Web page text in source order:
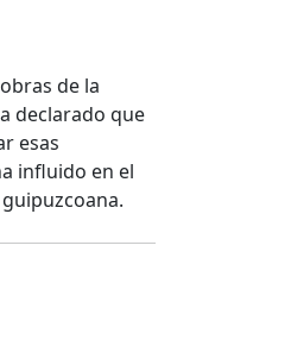
de la
declarado que
esas
influido en el